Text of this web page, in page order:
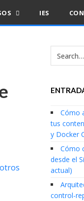
IES
Cómo
tus
y Docker
Cómo
desde el
actual)
control-